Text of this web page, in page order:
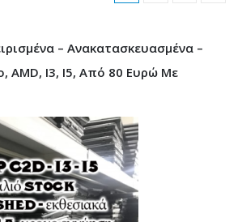
– Ανακατασκευασμένα –
AMD, I3, I5, Από 80 Ευρώ Με